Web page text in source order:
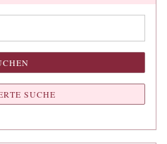
SUCHE